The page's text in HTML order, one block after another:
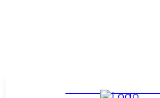
TARIFARIO